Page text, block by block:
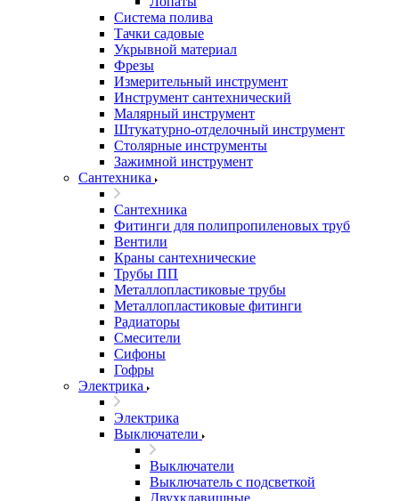
Система полива
Тачки садовые
Укрывной материал
Фрезы
Измерительный инструмент
Инструмент сантехнический
Малярный инструмент
Штукатурно-отделочный инструмент
Cтолярные инструменты
Зажимной инструмент
Сантехника
Сантехника
Фитинги для полипропиленовых труб
Вентили
Краны сантехнические
Трубы ПП
Металлопластиковые трубы
Металлопластиковые фитинги
Радиаторы
Смесители
Сифоны
Гофры
Электрика
Электрика
Выключатели
Выключатели
Выключатель с подсветкой
Двухклавишные